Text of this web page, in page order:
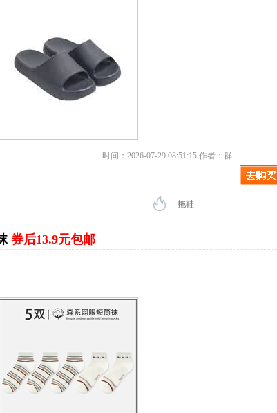
时间：2026-07-29 08:51:15 作者：群
拖鞋
券后13.9元包邮